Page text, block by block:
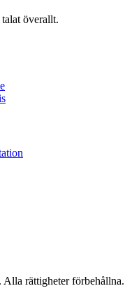
överallt.
rättigheter förbehållna.